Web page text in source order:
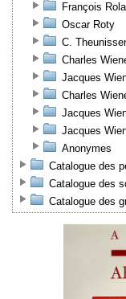
François
Oscar Roty
C.
Charles
Jacques
Charles
Jacques
Jacques
Anonymes
Catalogue des
Catalogue des
Catalogue des